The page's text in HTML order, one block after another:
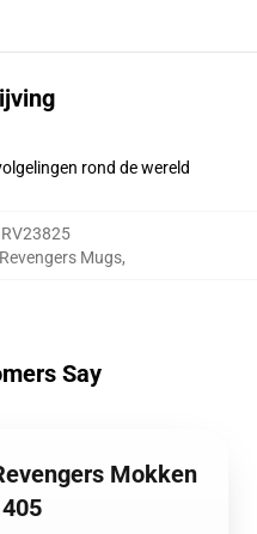
rond de wereld
Mugs,
Say
Mokken